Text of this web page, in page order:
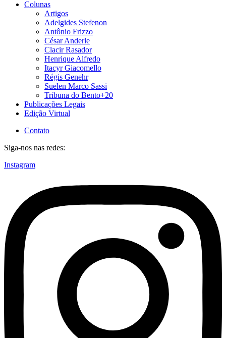
Colunas
Artigos
Adelgides Stefenon
Antônio Frizzo
César Anderle
Clacir Rasador
Henrique Alfredo
Itacyr Giacomello
Régis Genehr
Suelen Marco Sassi
Tribuna do Bento+20
Publicações Legais
Edição Virtual
Contato
Siga-nos nas redes:
Instagram